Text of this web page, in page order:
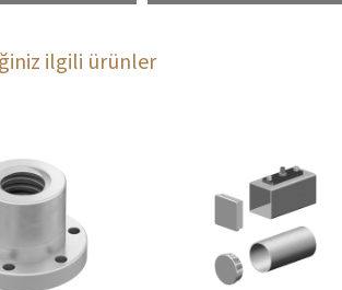
ilgili ürünler